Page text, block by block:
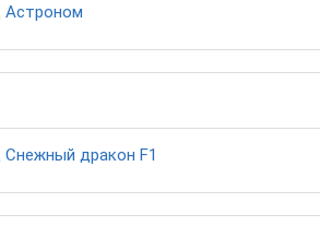
Астроном
дракон F1